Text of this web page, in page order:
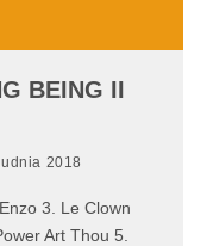
BEING II
2018
3. Le Clown
Art Thou 5.